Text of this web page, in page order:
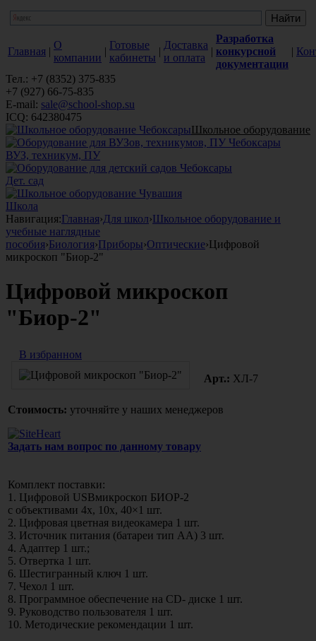
Главная |
О
компании
|
Готовые
кабинеты
|
Доставка
и оплата
|
Разработка
конкурсной
документации
|
Тел.: +7 (8352) 375-835
+7 (927) 66-75-835
E-mail: sale@school-shop.su
ICQ: 642380475
Школьное оборудование
ВУЗ, техникум, ПУ
Дет. сад
Школа
Навигация:Главная›Для школ›Школьное оборудование и
учебные наглядные
пособия›Биология›Приборы›Оптические›Цифровой
микроскоп "Биор-2"
Цифровой микроскоп
"Биор-2"
В избранном
Арт.: ХЛ-7
Стоимость: уточняйте у наших менеджеров
Задать нам вопрос по данному товару
Комплект поставки:
1. Цифровой USBмикроскоп БИОР-2
с объективами 4х, 10х, 40×1 шт.
2. Цифровая цветная видеокамера 1 шт.
3. Источник питания (батареи тип АА) 3 шт.
4. Адаптер 1 шт.;
5. Отвертка 1 шт.
6. Шестигранный ключ 1 шт.
7. Чехол 1 шт.
8. Программное обеспечение на CD- диске 1 шт.
9. Руководство пользователя 1 шт.
10. Методические рекомендации 1 шт.